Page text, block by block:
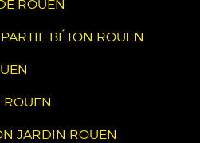
ROUEN
BÉTON ROUEN
JARDIN ROUEN